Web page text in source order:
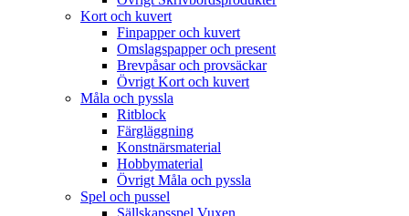
Kort och kuvert
Finpapper och kuvert
Omslagspapper och present
Brevpåsar och provsäckar
Övrigt Kort och kuvert
Måla och pyssla
Ritblock
Färgläggning
Konstnärsmaterial
Hobbymaterial
Övrigt Måla och pyssla
Spel och pussel
Sällskapsspel Vuxen